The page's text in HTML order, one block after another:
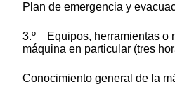
Plan de emergencia y
3.º Equipos, herramientas o
máquina en particular (tres
Conocimiento general de la